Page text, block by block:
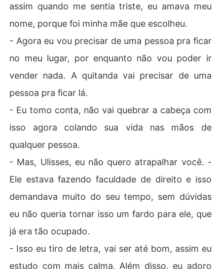
assim quando me sentia triste, eu amava meu
nome, porque foi minha mãe que escolheu.
- Agora eu vou precisar de uma pessoa pra ficar
no meu lugar, por enquanto não vou poder ir
vender nada. A quitanda vai precisar de uma
pessoa pra ficar lá.
- Eu tomo conta, não vai quebrar a cabeça com
isso agora colando sua vida nas mãos de
qualquer pessoa.
- Mas, Ulisses, eu não quero atrapalhar você. -
Ele estava fazendo faculdade de direito e isso
demandava muito do seu tempo, sem dúvidas
eu não queria tornar isso um fardo para ele, que
já era tão ocupado.
- Isso eu tiro de letra, vai ser até bom, assim eu
estudo com mais calma. Além disso, eu adoro